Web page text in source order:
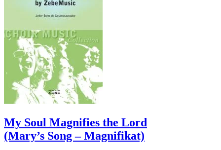
My Soul Magnifies the Lord
(Mary’s Song – Magnifikat)